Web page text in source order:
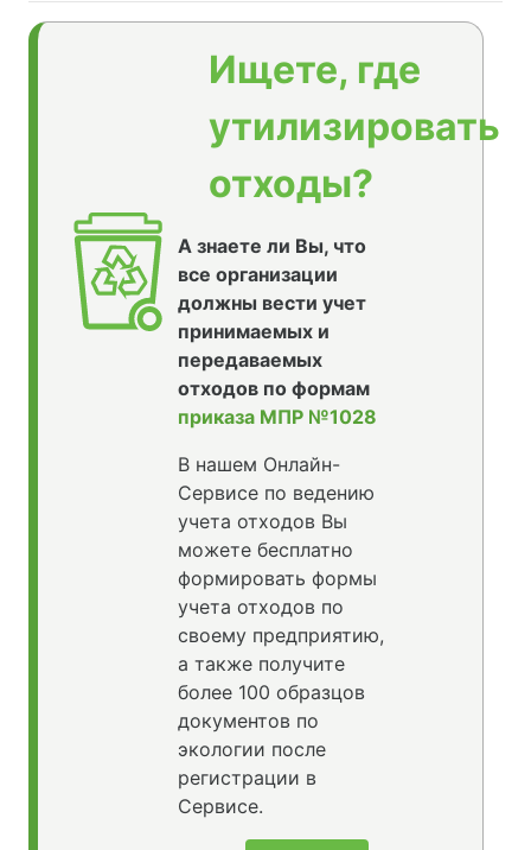
Ищете, где
утилизировать
отходы?
А знаете ли Вы, что
все организации
должны вести учет
принимаемых и
передаваемых
отходов по формам
приказа МПР №1028
В нашем Онлайн-
Сервисе по ведению
учета отходов Вы
можете бесплатно
формировать формы
учета отходов по
своему предприятию,
а также получите
более 100 образцов
документов по
экологии после
регистрации в
Сервисе.